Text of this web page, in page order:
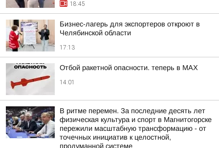
18:45
Бизнес-лагерь для экспортеров откроют в
Челябинской области
17:13
Отбой ракетной опасности. теперь в MAX
14:01
В ритме перемен. За последние десять лет
физическая культура и спорт в Магнитогорске
пережили масштабную трансформацию - от
точечных инициатив к целостной,
продуманной системе